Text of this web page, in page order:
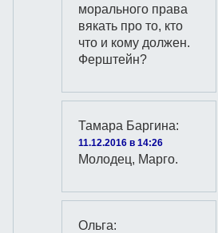
морального права
вякать про то, кто
что и кому должен.
Ферштейн?
Тамара Баргина:
11.12.2016 в 14:26
Молодец, Марго.
Ольга: